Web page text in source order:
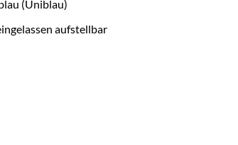
(Uniblau)
aufstellbar